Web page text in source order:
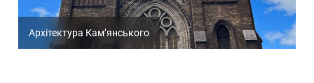
Архітектура Кам’янського